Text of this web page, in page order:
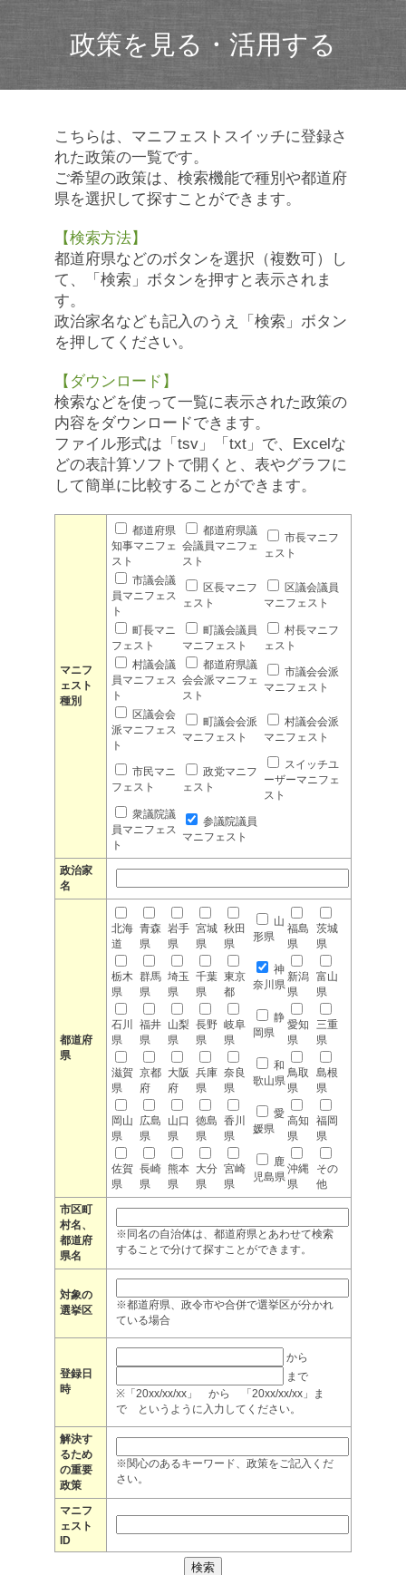
政策を見る・活用する
こちらは、マニフェストスイッチに登録さ
れた政策の一覧です。
ご希望の政策は、検索機能で種別や都道府
県を選択して探すことができます。
【検索方法】
都道府県などのボタンを選択（複数可）し
て、「検索」ボタンを押すと表示されま
す。
政治家名なども記入のうえ「検索」ボタン
を押してください。
【ダウンロード】
検索などを使って一覧に表示された政策の
内容をダウンロードできます。
ファイル形式は「tsv」「txt」で、Excelな
どの表計算ソフトで開くと、表やグラフに
して簡単に比較することができます。
マニフ
ェスト
種別
都道府県
知事マニフェ
スト
都道府県議
会議員マニフェ
スト
市長マニフ
ェスト
市議会議
員マニフェス
ト
区長マニフ
ェスト
区議会議員
マニフェスト
町長マニ
フェスト
町議会議員
マニフェスト
村長マニフ
ェスト
村議会議
員マニフェス
ト
都道府県議
会会派マニフェ
スト
市議会会派
マニフェスト
区議会会
派マニフェス
ト
町議会会派
マニフェスト
村議会会派
マニフェスト
市民マニ
フェスト
政党マニフ
ェスト
スイッチユ
ーザーマニフェ
スト
衆議院議
員マニフェス
ト
参議院議員
マニフェスト
政治家
名
都道府
県
北海
道
青森
県
岩手
県
宮城
県
秋田
県
山
形県
福島
県
茨城
県
栃木
県
群馬
県
埼玉
県
千葉
県
東京
都
神
奈川県
新潟
県
富山
県
石川
県
福井
県
山梨
県
長野
県
岐阜
県
静
岡県
愛知
県
三重
県
滋賀
県
京都
府
大阪
府
兵庫
県
奈良
県
和
歌山県
鳥取
県
島根
県
岡山
県
広島
県
山口
県
徳島
県
香川
県
愛
媛県
高知
県
福岡
県
佐賀
県
長崎
県
熊本
県
大分
県
宮崎
県
鹿
児島県
沖縄
県
その
他
市区町
村名、
都道府
県名
※同名の自治体は、都道府県とあわせて検索
することで分けて探すことができます。
対象の
選挙区
※都道府県、政令市や合併で選挙区が分かれ
ている場合
登録日
時
から
まで
※「20xx/xx/xx」 から 「20xx/xx/xx」ま
で というように入力してください。
解決す
るため
の重要
政策
※関心のあるキーワード、政策をご記入くだ
さい。
マニフ
ェスト
ID